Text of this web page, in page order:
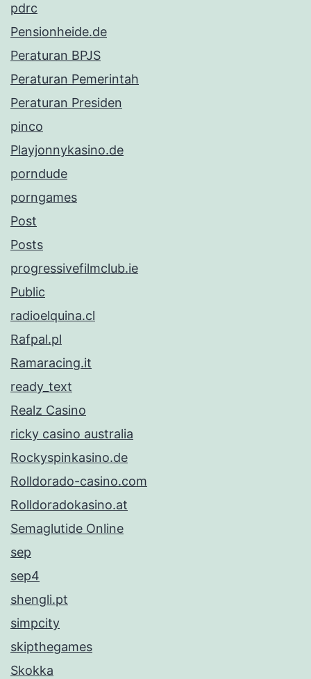
pdrc
Pensionheide.de
Peraturan BPJS
Peraturan Pemerintah
Peraturan Presiden
pinco
Playjonnykasino.de
porndude
porngames
Post
Posts
progressivefilmclub.ie
Public
radioelquina.cl
Rafpal.pl
Ramaracing.it
ready_text
Realz Casino
ricky casino australia
Rockyspinkasino.de
Rolldorado-casino.com
Rolldoradokasino.at
Semaglutide Online
sep
sep4
shengli.pt
simpcity
skipthegames
Skokka